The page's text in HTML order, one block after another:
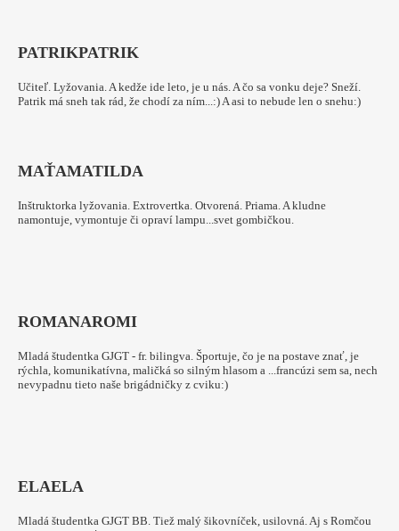
PATRIKPATRIK
Učiteľ. Lyžovania. A kedže ide leto, je u nás. A čo sa vonku deje? Sneží.
Patrik má sneh tak rád, že chodí za ním...:) A asi to nebude len o snehu:)
MAŤAMATILDA
Inštruktorka lyžovania. Extrovertka. Otvorená. Priama. A kludne
namontuje, vymontuje či opraví lampu...svet gombičkou.
ROMANAROMI
Mladá študentka GJGT - fr. bilingva. Športuje, čo je na postave znať, je
rýchla, komunikatívna, maličká so silným hlasom a ...francúzi sem sa, nech
nevypadnu tieto naše brigádničky z cviku:)
ELAELA
Mladá študentka GJGT BB. Tiež malý šikovníček, usilovná. Aj s Romčou